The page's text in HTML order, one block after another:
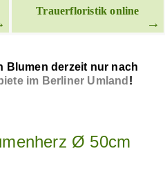
Trauerfloristik online
Blumen derzeit nur nach
im Berliner Umland !
Ø 50cm